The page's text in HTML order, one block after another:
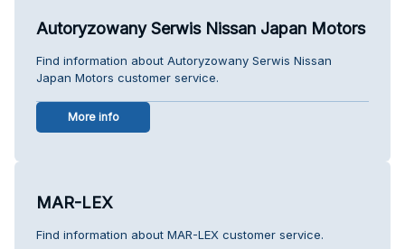
Autoryzowany Serwis Nissan Japan Motors
Find information about Autoryzowany Serwis Nissan
Japan Motors customer service.
More info
MAR-LEX
Find information about MAR-LEX customer service.